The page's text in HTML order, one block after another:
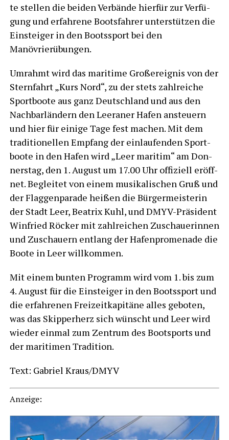
te stel­len die bei­den Ver­bän­de hier­für zur Ver­fü­
gung und erfah­re­ne Boots­fah­rer unter­stüt­zen die
Ein­stei­ger in den Boots­sport bei den
Manövrierübungen.
Umrahmt wird das mari­ti­me Groß­ereig­nis von der
Stern­fahrt „Kurs Nord“, zu der stets zahl­rei­che
Sport­boo­te aus ganz Deutsch­land und aus den
Nach­bar­län­dern den Leera­ner Hafen ansteu­ern
und hier für eini­ge Tage fest machen. Mit dem
tra­di­tio­nel­len Emp­fang der ein­lau­fen­den Sport­
boo­te in den Hafen wird „Leer mari­tim“ am Don­
ners­tag, den 1. August um 17.00 Uhr offi­zi­ell eröff­
net. Beglei­tet von einem musi­ka­li­schen Gruß und
der Flag­gen­pa­ra­de hei­ßen die Bür­ger­meis­te­rin
der Stadt Leer, Bea­trix Kuhl, und DMYV-Prä­si­dent
Win­fried Röcker mit zahl­rei­chen Zuschaue­rin­nen
und Zuschau­ern ent­lang der Hafen­pro­me­na­de die
Boo­te in Leer willkommen.
Mit einem bun­ten Pro­gramm wird vom 1. bis zum
4. August für die Ein­stei­ger in den Boots­sport und
die erfah­re­nen Frei­zeit­ka­pi­tä­ne alles gebo­ten,
was das Skip­per­herz sich wünscht und Leer wird
wie­der ein­mal zum Zen­trum des Bootsports und
der mari­ti­men Tradition.
Text: Gabri­el Kraus/DMYV
Anzei­ge: